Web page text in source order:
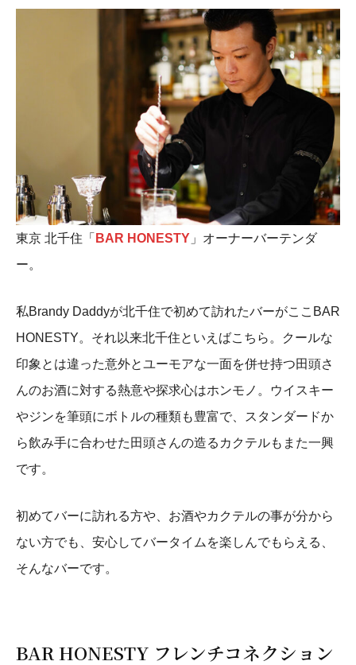
東京 北千住「 BAR HONESTY 」オーナーバーテンダ
ー。
私Brandy Daddyが北千住で初めて訪れたバーがここBAR
HONESTY。それ以来北千住といえばこちら。クールな
印象とは違った意外とユーモアな一面を併せ持つ田頭さ
んのお酒に対する熱意や探求心はホンモノ。ウイスキー
やジンを筆頭にボトルの種類も豊富で、スタンダードか
ら飲み手に合わせた田頭さんの造るカクテルもまた一興
です。
初めてバーに訪れる方や、お酒やカクテルの事が分から
ない方でも、安心してバータイムを楽しんでもらえる、
そんなバーです。
BAR HONESTY フレンチコネクション